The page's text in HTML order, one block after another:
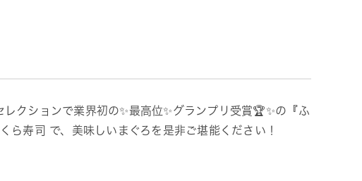
クションで業界初の✨最高位✨グランプリ受賞🏆✨の『ふ
ら寿司 で、美味しいまぐろを是非ご堪能ください！